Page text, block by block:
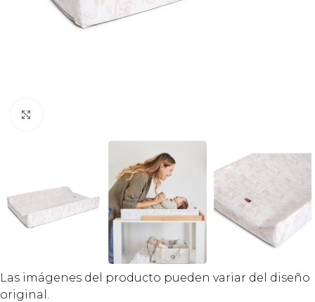
Las imágenes del producto pueden variar del diseño
original.